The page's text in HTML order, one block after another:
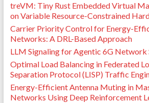
treVM: Tiny Rust Embedded Virtual
on Variable Resource-Constrained
Carrier Priority Control for Energy-
Networks: A DRL-Based Approach
LLM Signaling for Agentic 6G Network
Optimal Load Balancing in Federated
Separation Protocol (LISP) Traffic
Energy-Efficient Antenna Muting in
Networks Using Deep Reinforcement